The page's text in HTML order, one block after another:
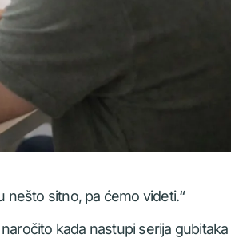
nešto sitno, pa ćemo videti.“
kada nastupi serija gubitaka